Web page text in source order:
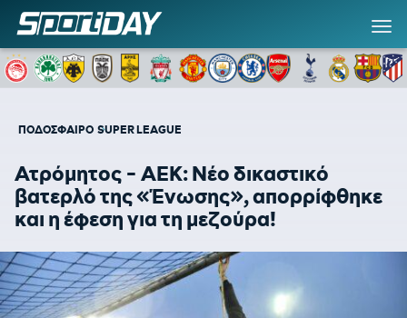
ΠΟΔΟΣΦΑΙΡΟ SUPER LEAGUE
Ατρόμητος - ΑΕΚ: Νέο δικαστικό
βατερλό της «Ένωσης», απορρίφθηκε
και η έφεση για τη μεζούρα!